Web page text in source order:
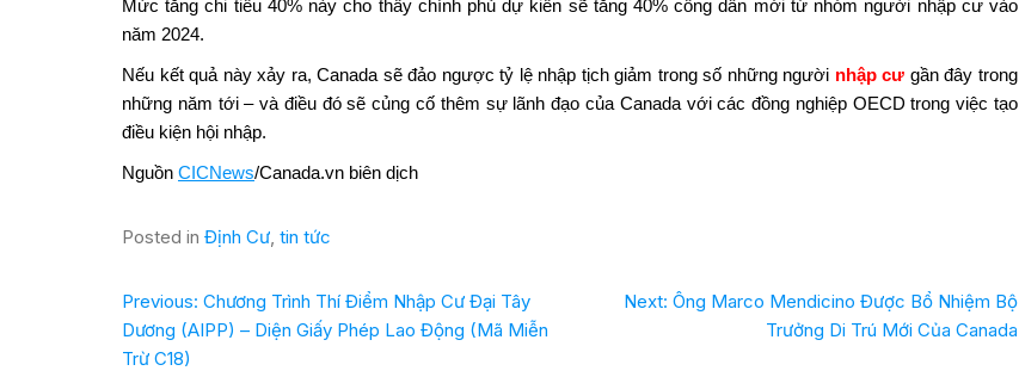
Mức tăng chi tiêu 40% này cho thấy chính phủ dự kiến ​​sẽ tăng 40% công dân mới từ nhóm người nhập cư vào
năm 2024.
Nếu kết quả này xảy ra, Canada sẽ đảo ngược tỷ lệ nhập tịch giảm trong số những người nhập cư gần đây trong
những năm tới – và điều đó sẽ củng cố thêm sự lãnh đạo của Canada với các đồng nghiệp OECD trong việc tạo
điều kiện hội nhập.
Nguồn CICNews/Canada.vn biên dịch
Posted in Định Cư tin tức
Previous: Chương Trình Thí Điểm Nhập Cư Đại Tây
Dương (AIPP) – Diện Giấy Phép Lao Động (Mã Miễn
Trừ C18)
Next: Ông Marco Mendicino Được Bổ Nhiệm Bộ
Trưởng Di Trú Mới Của Canada